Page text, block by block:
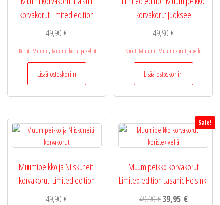
korvakorut Limited edition
49,90€
Korut, Muumi, Muumi korut ja kellot
Lisää ostoskoriin
korvakorut Juoksee
49,90 €
Korut, Muumi, Muumi korut ja kellot
Lisää ostoskoriin
Muumipeikko ja Niiskuneiti
korvakorut. Limited edition
49,90€
Sale!
Muumipeikko korvakorut
Limited edition Lasanic Helsinki
49,90€Alkuperäinen
39,95 €Nykyinen